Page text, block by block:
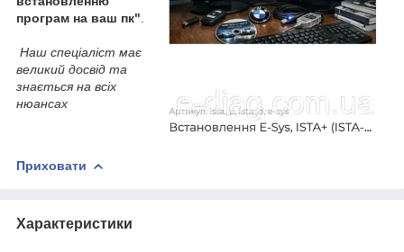
програм на ваш пк"
Наш спеціаліст має
великий досвід та
знається на всіх
нюансах
Приховати
Характеристики